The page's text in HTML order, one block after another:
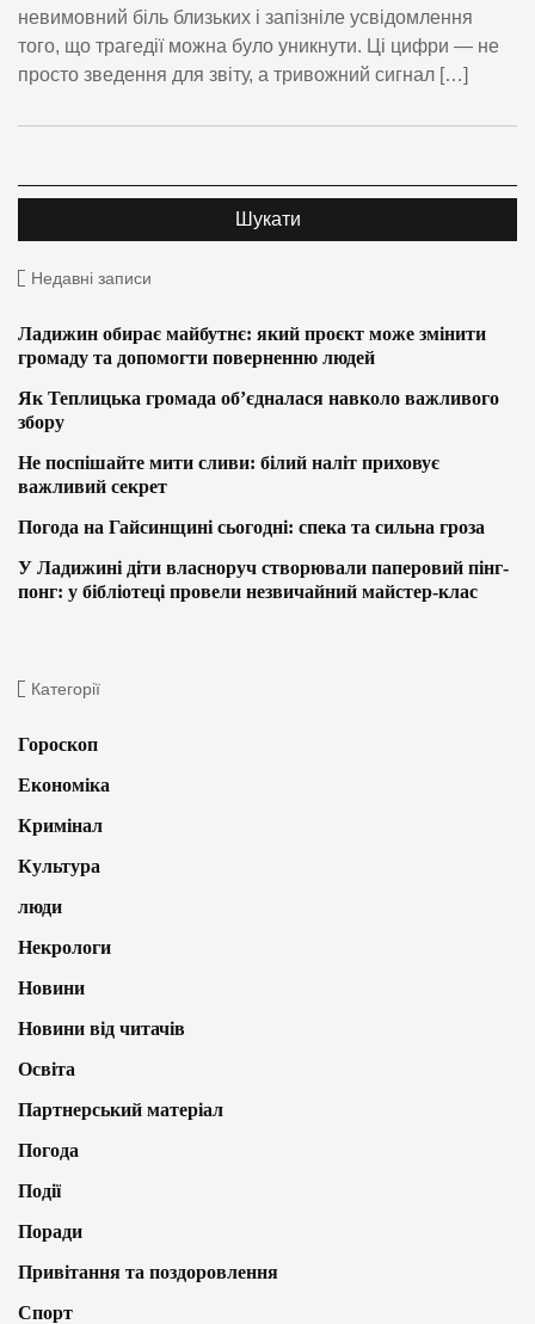
невимовний біль близьких і запізніле усвідомлення
того, що трагедії можна було уникнути. Ці цифри — не
просто зведення для звіту, а тривожний сигнал […]
Недавні записи
Ладижин обирає майбутнє: який проєкт може змінити
громаду та допомогти поверненню людей
Як Теплицька громада об’єдналася навколо важливого
збору
Не поспішайте мити сливи: білий наліт приховує
важливий секрет
Погода на Гайсинщині сьогодні: спека та сильна гроза
У Ладижині діти власноруч створювали паперовий пінг-
понг: у бібліотеці провели незвичайний майстер-клас
Категорії
Гороскоп
Економіка
Кримінал
Культура
люди
Некрологи
Новини
Новини від читачів
Освіта
Партнерський матеріал
Погода
Події
Поради
Привітання та поздоровлення
Спорт